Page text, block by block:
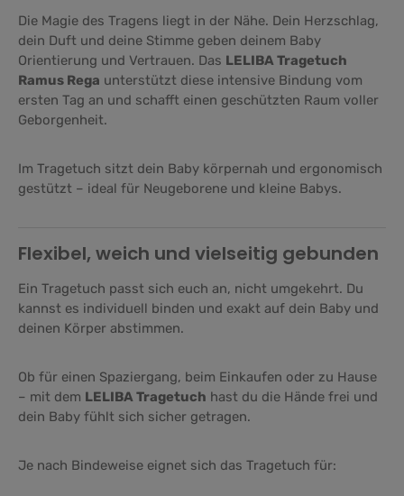
Die Magie des Tragens liegt in der Nähe. Dein Herzschlag,
dein Duft und deine Stimme geben deinem Baby
Orientierung und Vertrauen. Das LELIBA Tragetuch
Ramus Rega unterstützt diese intensive Bindung vom
ersten Tag an und schafft einen geschützten Raum voller
Geborgenheit.
Im Tragetuch sitzt dein Baby körpernah und ergonomisch
gestützt – ideal für Neugeborene und kleine Babys.
Flexibel, weich und vielseitig gebunden
Ein Tragetuch passt sich euch an, nicht umgekehrt. Du
kannst es individuell binden und exakt auf dein Baby und
deinen Körper abstimmen.
Ob für einen Spaziergang, beim Einkaufen oder zu Hause
– mit dem LELIBA Tragetuch hast du die Hände frei und
dein Baby fühlt sich sicher getragen.
Je nach Bindeweise eignet sich das Tragetuch für: